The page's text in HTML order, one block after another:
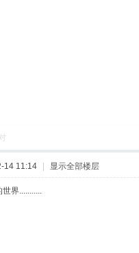
14 11:14 | 显示全部楼层
界...........